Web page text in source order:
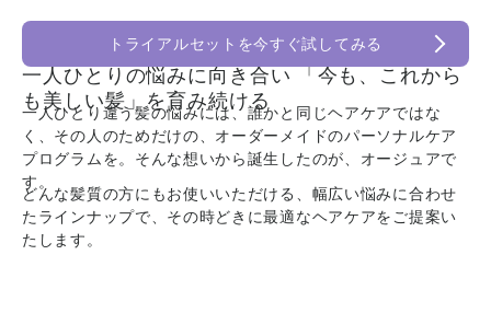
トライアルセットを今すぐ試してみる
一人ひとりの悩みに向き合い「今も、これから
も美しい髪」を育み続ける
一人ひとり違う髪の悩みには、誰かと同じヘアケアではな
く、その人のためだけの、オーダーメイドのパーソナルケア
プログラムを。そんな想いから誕生したのが、オージュアで
す。
どんな髪質の方にもお使いいただける、幅広い悩みに合わせ
たラインナップで、その時どきに最適なヘアケアをご提案い
たします。